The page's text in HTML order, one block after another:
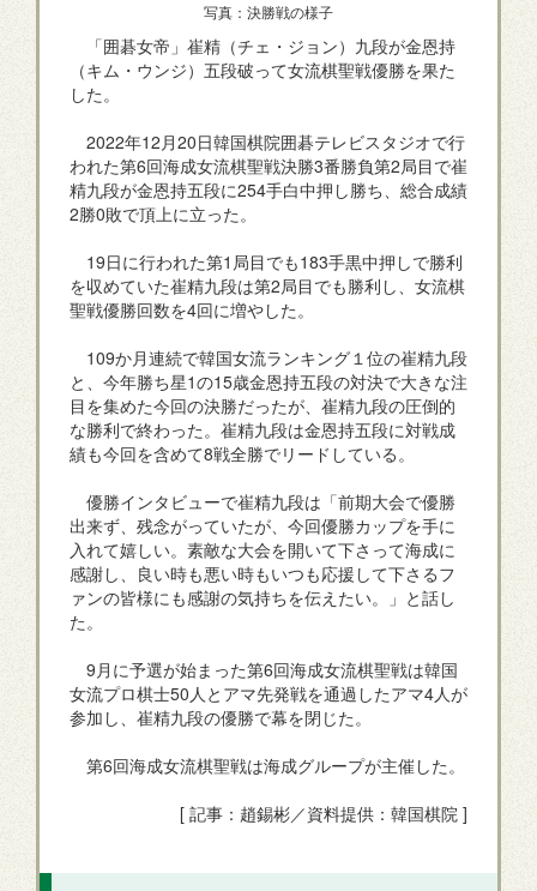
写真：決勝戦の様子
「囲碁女帝」崔精（チェ・ジョン）九段が金恩持
（キム・ウンジ）五段破って女流棋聖戦優勝を果た
した。
2022年12月20日韓国棋院囲碁テレビスタジオで行
われた第6回海成女流棋聖戦決勝3番勝負第2局目で崔
精九段が金恩持五段に254手白中押し勝ち、総合成績
2勝0敗で頂上に立った。
19日に行われた第1局目でも183手黒中押しで勝利
を収めていた崔精九段は第2局目でも勝利し、女流棋
聖戦優勝回数を4回に増やした。
109か月連続で韓国女流ランキング１位の崔精九段
と、今年勝ち星1の15歳金恩持五段の対決で大きな注
目を集めた今回の決勝だったが、崔精九段の圧倒的
な勝利で終わった。崔精九段は金恩持五段に対戦成
績も今回を含めて8戦全勝でリードしている。
優勝インタビューで崔精九段は「前期大会で優勝
出来ず、残念がっていたが、今回優勝カップを手に
入れて嬉しい。素敵な大会を開いて下さって海成に
感謝し、良い時も悪い時もいつも応援して下さるフ
ァンの皆様にも感謝の気持ちを伝えたい。」と話し
た。
9月に予選が始まった第6回海成女流棋聖戦は韓国
女流プロ棋士50人とアマ先発戦を通過したアマ4人が
参加し、崔精九段の優勝で幕を閉じた。
第6回海成女流棋聖戦は海成グループが主催した。
[ 記事：趙錫彬／資料提供：韓国棋院 ]